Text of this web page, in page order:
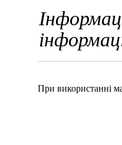
При використанні